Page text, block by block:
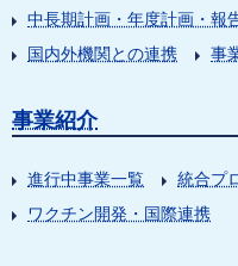
中長期計画・年度計画・報
国内外機関との連携
事
事業紹介
進行中事業一覧
統合プ
ワクチン開発・国際連携